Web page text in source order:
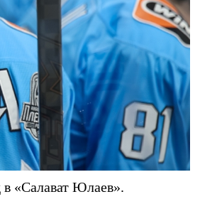
«Салават Юлаев».